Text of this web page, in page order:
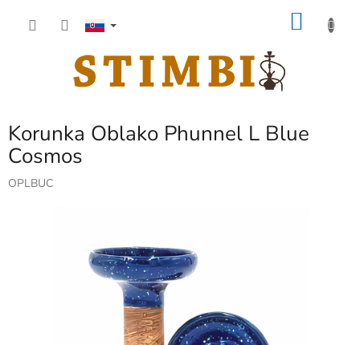
Korunka Oblako Phunnel L Blue
Cosmos
OPLBUC